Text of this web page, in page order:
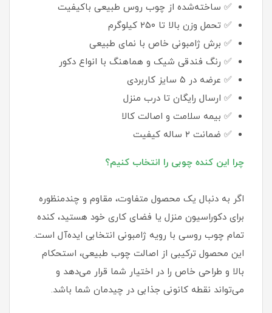
✅ ساخته‌شده از چوب روس طبیعی باکیفیت
✅ تحمل وزن بالا تا ۲۵۰ کیلوگرم
✅ برش ژامبونی خاص با نمای طبیعی
✅ رنگ فندقی شیک و هماهنگ با انواع دکور
✅ عرضه در ۵ سایز کاربردی
✅ ارسال رایگان تا درب منزل
✅ بیمه سلامت و اصالت کالا
✅ ضمانت ۲ ساله کیفیت
چرا این کنده چوبی را انتخاب کنیم؟
اگر به دنبال یک محصول متفاوت، مقاوم و چندمنظوره
برای دکوراسیون منزل یا فضای کاری خود هستید، کنده
تمام چوب روسی با رویه ژامبونی انتخابی ایده‌آل است.
این محصول ترکیبی از اصالت چوب طبیعی، استحکام
بالا و طراحی خاص را در اختیار شما قرار می‌دهد و
می‌تواند نقطه کانونی جذابی در چیدمان شما باشد.